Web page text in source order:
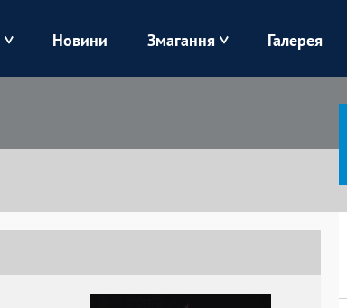
Колос
Новини Змагання Галерея